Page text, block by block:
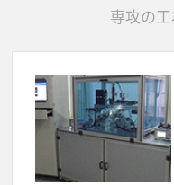
和数据矩阵代码。功能介绍
少了人力成本，大幅度的提
高了生产力，为客户创造了
显著的经济效益和社会效
益。应用机器视觉引导机器
人是一种实现柔性制造的技
术，使生产线很容易适应产
品的变化、不同的位置及方
向，定位取放的零件或指导
専攻の